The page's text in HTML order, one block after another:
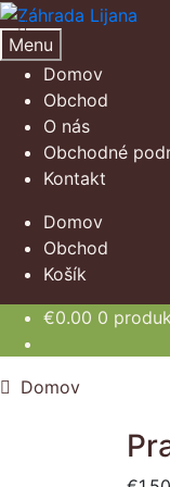
Preskočiť
na
navigáciu
Preskočiť
na
obsah
Menu
Domov
Obchod
O nás
Obchodné
Kontakt
Domov
Obchod
Košík
€0.00 0
Domov